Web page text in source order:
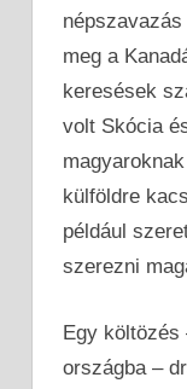
meg a
keresések
volt Skócia
külföldre
például
szerezni
Egy költözés
országba –